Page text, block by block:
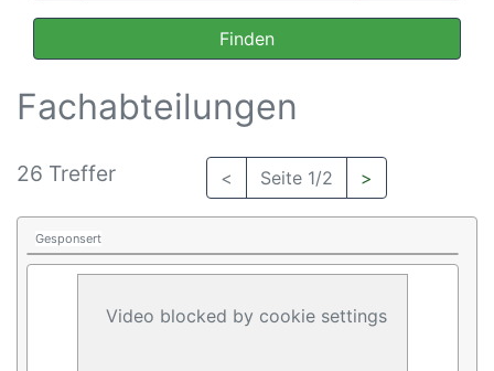
Finden
Fachabteilungen
26 Treffer < Seite 1/2 >
Gesponsert
Video blocked by cookie settings